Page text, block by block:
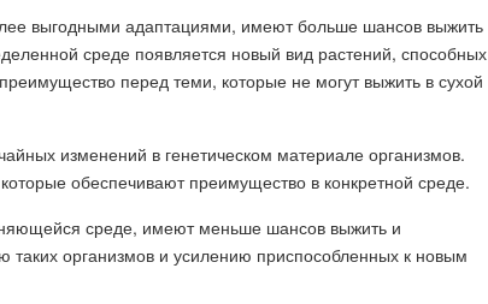
выгодными адаптациями, имеют больше шансов выжить
среде появляется новый вид растений, способных
перед теми, которые не могут выжить в сухой
изменений в генетическом материале организмов.
обеспечивают преимущество в конкретной среде.
среде, имеют меньше шансов выжить и
организмов и усилению приспособленных к новым